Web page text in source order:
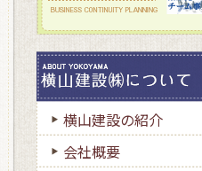
横山建設の紹介
会社概要